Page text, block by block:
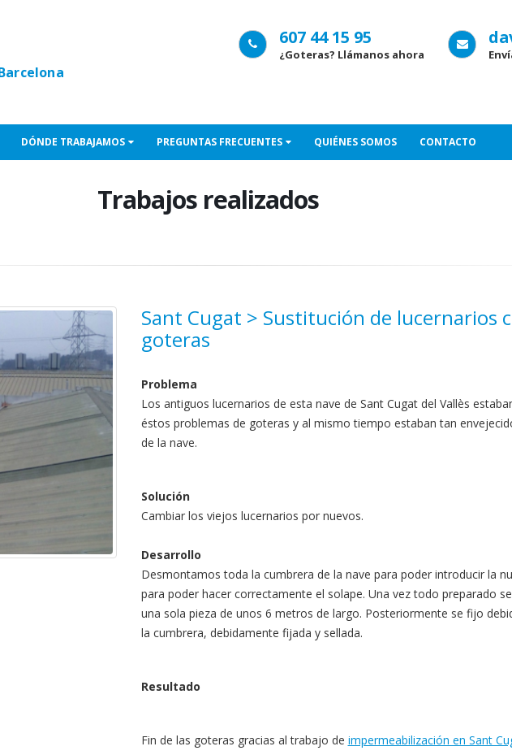
607 44 15 95
¿Goteras? Llámanos ahora
DÓNDE TRABAJAMOS PREGUNTAS FRECUENTES QUIÉNES SOMOS CONTACTO
Trabajos realizados
Sant Cugat > Sustitución de lucernarios
goteras
Problema
Los antiguos lucernarios de esta nave de Sant Cugat del Vallès
éstos problemas de goteras y al mismo tiempo estaban tan
de la nave.
Solución
Cambiar los viejos lucernarios por nuevos.
Desarrollo
Desmontamos toda la cumbrera de la nave para poder introducir la
para poder hacer correctamente el solape. Una vez todo preparado
una sola pieza de unos 6 metros de largo. Posteriormente se fijo
la cumbrera, debidamente fijada y sellada.
Resultado
Fin de las goteras gracias al trabajo de impermeabilización en Sant